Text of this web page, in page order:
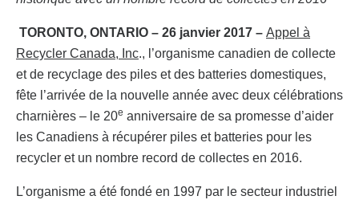
TORONTO, ONTARIO – 26 janvier 2017 – Appel à
Recycler Canada, Inc., l’organisme canadien de collecte
et de recyclage des piles et des batteries domestiques,
fête l’arrivée de la nouvelle année avec deux célébrations
charnières – le 20e anniversaire de sa promesse d’aider
les Canadiens à récupérer piles et batteries pour les
recycler et un nombre record de collectes en 2016.
L’organisme a été fondé en 1997 par le secteur industriel